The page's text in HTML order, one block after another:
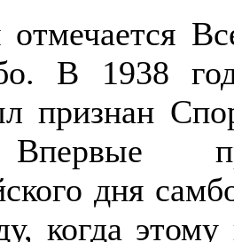
В 1938
признан
дня
когда этому